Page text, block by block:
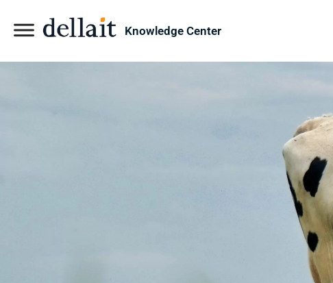
Knowledge Center